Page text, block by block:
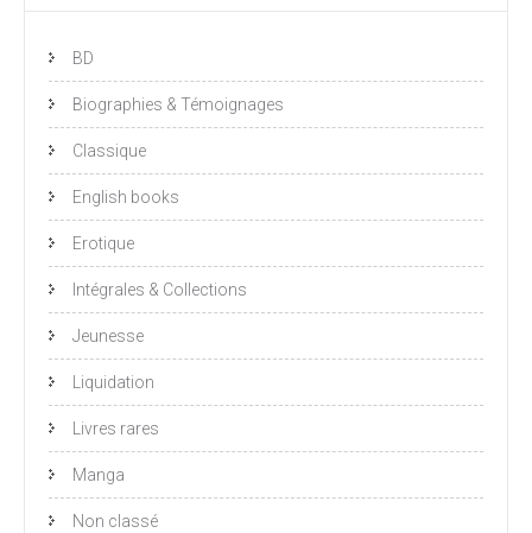
BD
Biographies & Témoignages
Classique
English books
Erotique
Intégrales & Collections
Jeunesse
Liquidation
Livres rares
Manga
Non classé